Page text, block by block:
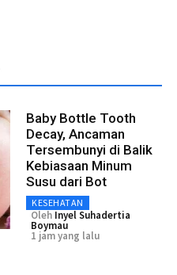
Baby Bottle Tooth
Decay, Ancaman
Tersembunyi di Balik
Kebiasaan Minum
Susu dari Bot
KESEHATAN
Oleh Inyel Suhadertia
Boymau
1 jam yang lalu